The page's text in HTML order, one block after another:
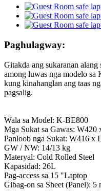
Paghulagway:
Gitakda ang sukaranan alang
among luwas nga modelo sa
kung kinahanglan ang taas
pagsalig.
Wala sa Model: K-BE800
Mga Sukat sa Gawas:
Panloob nga Sukat: W416 x
GW / NW: 14/13 kg
Materyal: Cold Rolled Steel
Kapasidad: 26L
Pag-access sa 15 "Laptop
Gibag-on sa Sheet (Panel): 5